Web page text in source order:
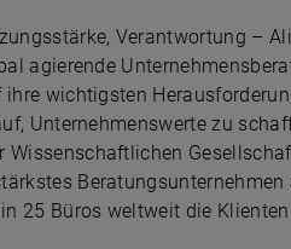
Verantwortung –
agierende
wichtigsten
Unternehmenswerte zu
Wissenschaftlichen
25 Büros weltweit die